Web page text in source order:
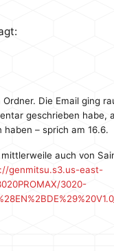
Die Email ging
geschrieben habe,
– sprich am 16.6.
auch von
genmitsu.s3.us-east-
3020-